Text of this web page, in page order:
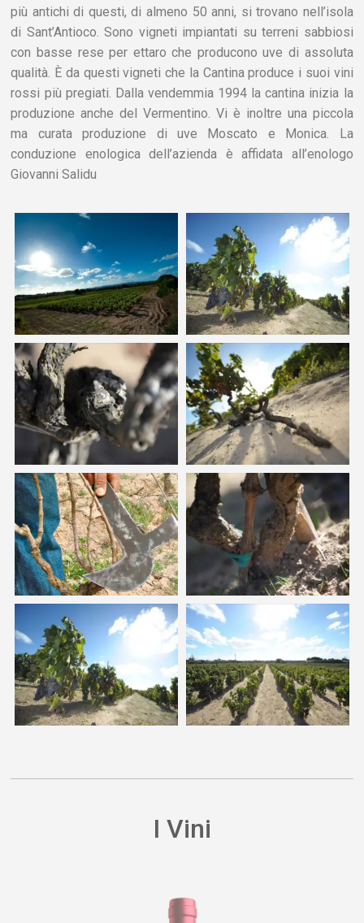
più antichi di questi, di almeno 50 anni, si trovano nell’isola
di Sant’Antioco. Sono vigneti impiantati su terreni sabbiosi
con basse rese per ettaro che producono uve di assoluta
qualità. È da questi vigneti che la Cantina produce i suoi vini
rossi più pregiati. Dalla vendemmia 1994 la cantina inizia la
produzione anche del Vermentino. Vi è inoltre una piccola
ma curata produzione di uve Moscato e Monica. La
conduzione enologica dell’azienda è affidata all’enologo
Giovanni Salidu
I Vini